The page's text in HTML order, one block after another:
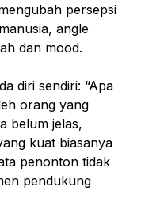
persepsi
angle
dan mood.
diri sendiri: “Apa
orang yang
belum jelas,
kuat biasanya
penonton tidak
pendukung